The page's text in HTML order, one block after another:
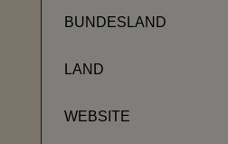
BUNDESLAND
LAND
WEBSITE